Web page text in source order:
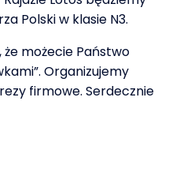
Polski w klasie N3.
możecie Państwo
Organizujemy
firmowe. Serdecznie